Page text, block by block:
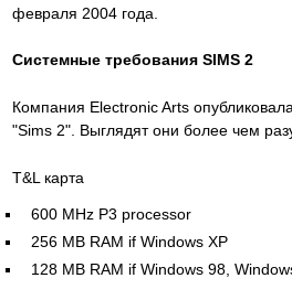
февраля 2004 года.
Системные требования SIMS 2
Компания Electronic Arts
"Sims 2". Выглядят они более чем
T&L карта
600 MHz P3 processor
256 MB RAM if Windows XP
128 MB RAM if Windows 98,